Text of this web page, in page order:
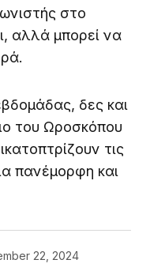
στο
αλλά μπορεί να
δες και
του Ωροσκόπου
τις
πανέμορφη και
22, 2024